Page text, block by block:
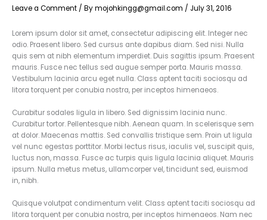
Leave a Comment / Bymojohkingg@gmail.com / July 31, 2016
Lorem ipsum dolor sit amet, consectetur adipiscing elit. Integer nec
odio. Praesent libero. Sed cursus ante dapibus diam. Sed nisi. Nulla
quis sem at nibh elementum imperdiet. Duis sagittis ipsum. Praesent
mauris. Fusce nec tellus sed augue semper porta. Mauris massa.
Vestibulum lacinia arcu eget nulla. Class aptent taciti sociosqu ad
litora torquent per conubia nostra, per inceptos himenaeos.
Curabitur sodales ligula in libero. Sed dignissim lacinia nunc.
Curabitur tortor. Pellentesque nibh. Aenean quam. In scelerisque sem
at dolor. Maecenas mattis. Sed convallis tristique sem. Proin ut ligula
vel nunc egestas porttitor. Morbi lectus risus, iaculis vel, suscipit quis,
luctus non, massa. Fusce ac turpis quis ligula lacinia aliquet. Mauris
ipsum. Nulla metus metus, ullamcorper vel, tincidunt sed, euismod
in, nibh.
Quisque volutpat condimentum velit. Class aptent taciti sociosqu ad
litora torquent per conubia nostra, per inceptos himenaeos. Nam nec